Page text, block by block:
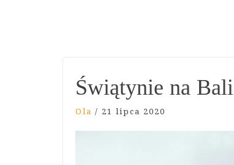
Świątynie na Bali
Ola / 21 lipca 2020